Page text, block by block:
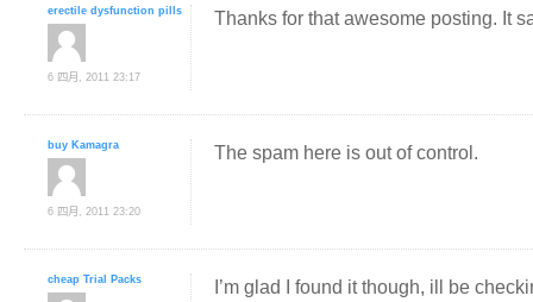
erectile dysfunction pills
6 四月, 2011 23:17
Thanks for that awesome posting. It
buy Kamagra
6 四月, 2011 23:20
The spam here is out of control.
cheap Trial Packs
I’m glad I found it though, ill be